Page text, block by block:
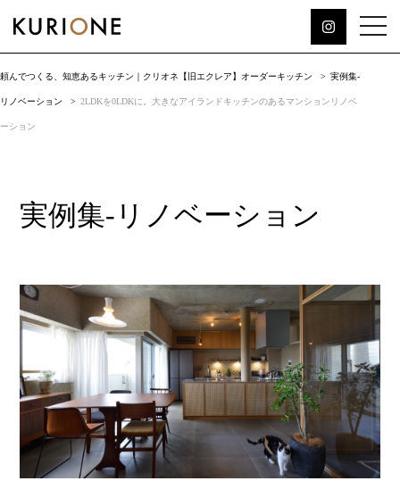
頼んでつくる、知恵あるキッチン｜クリオネ【旧エクレア】オーダーキッチン 実例集-
リノベーション 2LDKを0LDKに。大きなアイランドキッチンのあるマンションリノベ
ーション
実例集-リノベーション